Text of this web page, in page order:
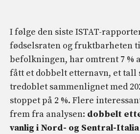
I følge den siste ISTAT-
fødselsraten og fruktbarheten
befolkningen, har omtrent 7 %
fått et dobbelt etternavn, et tall
tredoblet sammenlignet med
stoppet på 2 %. Flere
frem fra analysen: dobbelt
vanlig i Nord- og Sentral-Italia